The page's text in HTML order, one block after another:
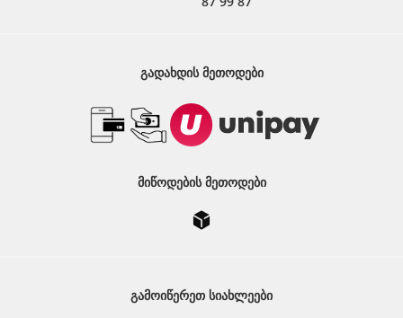
ᲒᲐᲓᲐᲮᲓᲘᲡ ᲛᲔᲗᲝᲓᲔᲑᲘ
ᲛᲘᲬᲝᲓᲔᲑᲘᲡ ᲛᲔᲗᲝᲓᲔᲑᲘ
ᲒᲐᲛᲝᲘᲬᲔᲠᲔᲗ ᲡᲘᲐᲮᲚᲔᲔᲑᲘ